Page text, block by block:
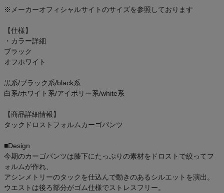
※メーカーオフィシャルサイトのサイズを参照しております
【仕様】
・カラー詳細
ブラック
オフホワイト
黒系/ブラック系/black系
白系/ホワイト系/アイボリー系/white系
【商品詳細情報】
タックドロストフォルムカーゴパンツ
■Design
今期のカーゴパンツは膝下にたっぷりの素材をドロストで絞ってフ
ォルムが作れ、
アシンメトリーのタックを仕込んで動きのあるシルエットを演出。
ウエストは後ろ部分がゴム仕様でストレスフリー。